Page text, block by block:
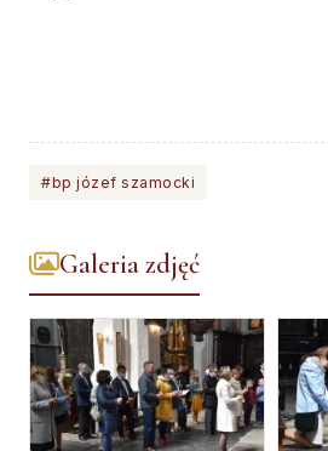
#bp józef szamocki
Galeria zdjęć